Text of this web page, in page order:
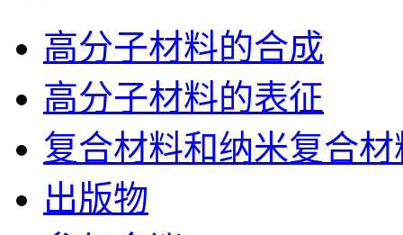
高分子材料的合成
高分子材料的表征
复合材料和纳米复合材
出版物